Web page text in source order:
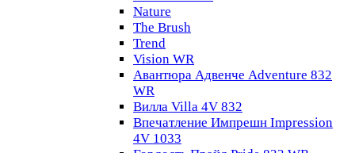
Nature
The Brush
Trend
Vision WR
Авантюра Адвенче Adventure 832
WR
Вилла Villa 4V 832
Впечатление Импрешн Impression
4V 1033